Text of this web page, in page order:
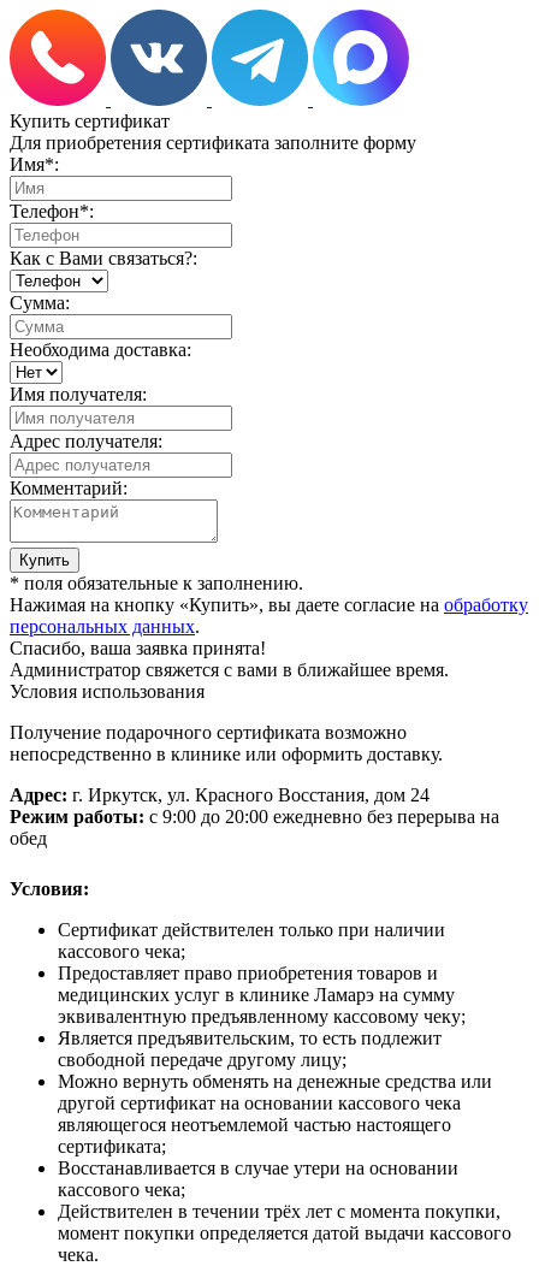
Купить сертификат
Для приобретения сертификата заполните форму
Имя*:
Телефон*:
Как с Вами связаться?:
Сумма:
Необходима доставка:
Имя получателя:
Адрес получателя:
Комментарий:
Купить
* поля обязательные к заполнению.
Нажимая на кнопку «Купить», вы даете согласие на обработку
персональных данных.
Спасибо, ваша заявка принята!
Администратор свяжется с вами в ближайшее время.
Условия использования
Получение подарочного сертификата возможно
непосредственно в клинике или оформить доставку.
Адрес: г. Иркутск, ул. Красного Восстания, дом 24
Режим работы: с 9:00 до 20:00 ежедневно без перерыва на
обед
Условия:
Сертификат действителен только при наличии
кассового чека;
Предоставляет право приобретения товаров и
медицинских услуг в клинике Ламарэ на сумму
эквивалентную предъявленному кассовому чеку;
Является предъявительским, то есть подлежит
свободной передаче другому лицу;
Можно вернуть обменять на денежные средства или
другой сертификат на основании кассового чека
являющегося неотъемлемой частью настоящего
сертификата;
Восстанавливается в случае утери на основании
кассового чека;
Действителен в течении трёх лет с момента покупки,
момент покупки определяется датой выдачи кассового
чека.